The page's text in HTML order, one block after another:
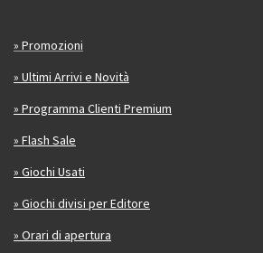
» Promozioni
» Ultimi Arrivi e Novità
» Programma Clienti Premium
» Flash Sale
» Giochi Usati
» Giochi divisi per Editore
» Orari di apertura